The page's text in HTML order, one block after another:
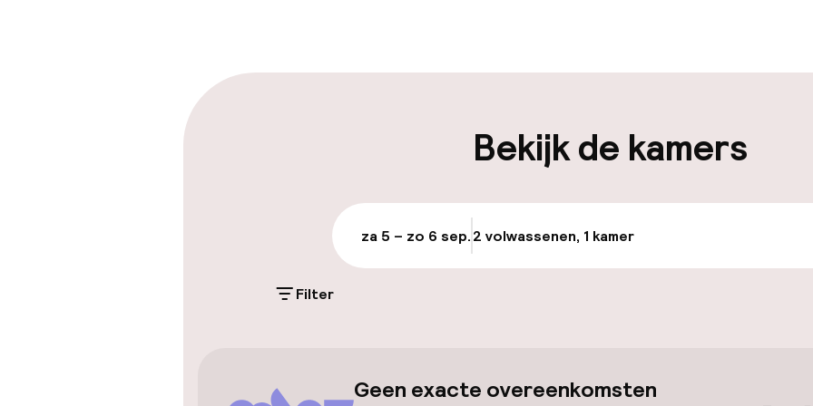
Parkeren & mobiliteit
Toegankelijkheid
Overal rolstoeltoegankelijk
Lift
Bekijk de kamers
za 5 – zo 6 sep.2 volwassenen, 1 kamer
Filter
Geen exacte overeenkomsten